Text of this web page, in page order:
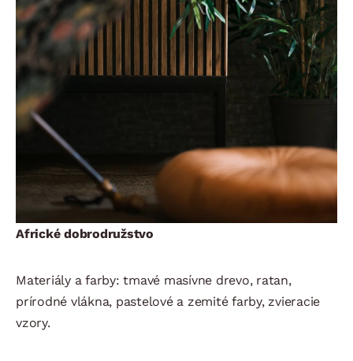
Africké dobrodružstvo
Materiály a farby: tmavé masívne drevo, ratan,
prírodné vlákna, pastelové a zemité farby, zvieracie
vzory.